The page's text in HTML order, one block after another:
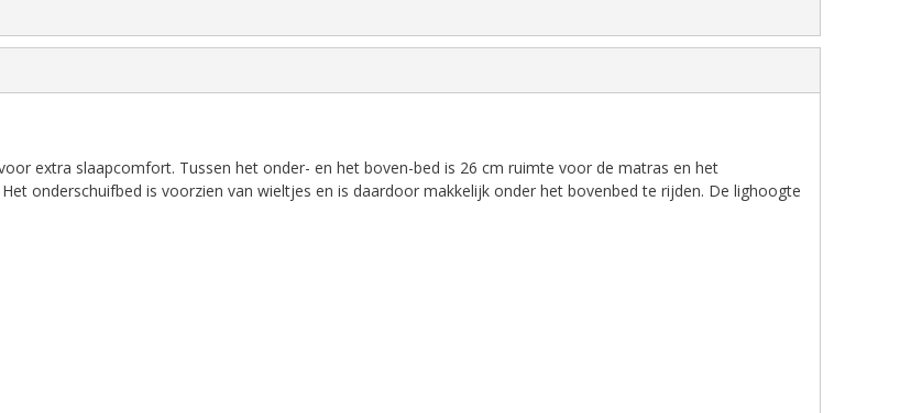
extra slaapcomfort. Tussen het onder- en het boven-bed is 26 cm ruimte voor de matras en het
onderschuifbed is voorzien van wieltjes en is daardoor makkelijk onder het bovenbed te rijden. De lighoogte